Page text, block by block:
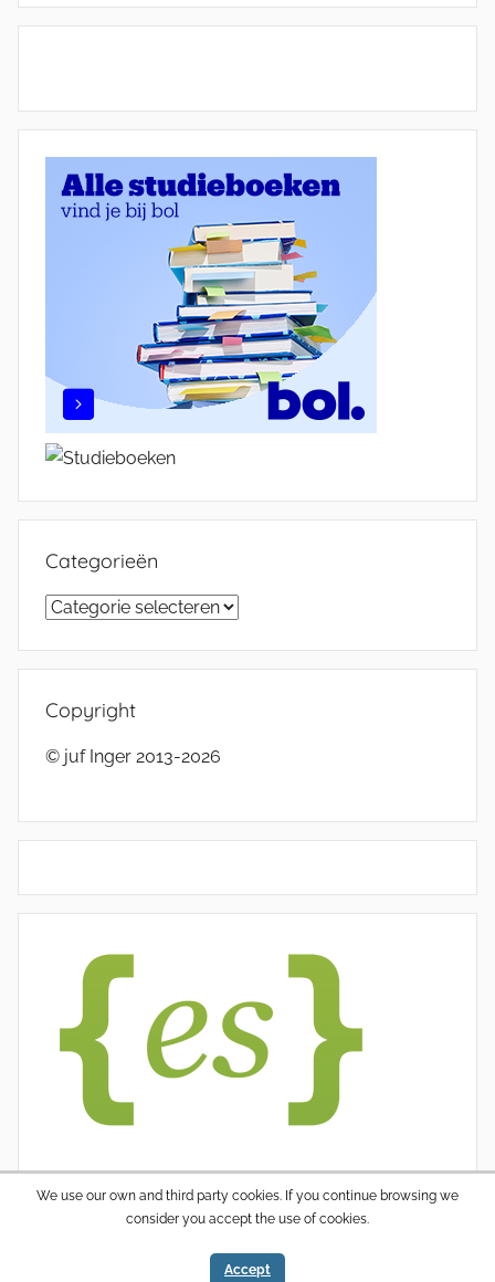
Categorieën
Categorieën
Copyright
© juf Inger 2013-2026
We use our own and third party cookies. If you continue browsing we
consider you accept the use of cookies.
Accept